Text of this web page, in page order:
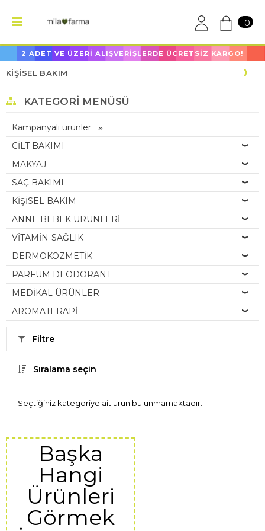
0
2 ADET VE ÜZERİ ALIŞVERİŞLERDE ÜCRETSİZ KARGO!
KİŞİSEL BAKIM
KATEGORI MENÜSÜ
Kampanyalı ürünler
CİLT BAKIMI
MAKYAJ
SAÇ BAKIMI
KİŞİSEL BAKIM
ANNE BEBEK ÜRÜNLERİ
VİTAMİN-SAĞLIK
DERMOKOZMETİK
PARFÜM DEODORANT
MEDİKAL ÜRÜNLER
AROMATERAPİ
Filtre
Sıralama seçin
Seçtiğiniz kategoriye ait ürün bulunmamaktadır.
Başka
Hangi
Ürünleri
Görmek